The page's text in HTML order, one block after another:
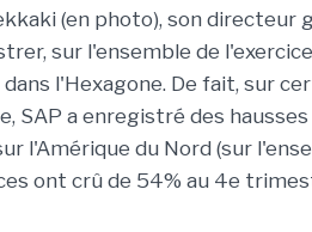
(en photo), son directeur
sur l'ensemble de
l'Hexagone. De fait, sur
SAP a enregistré des
l'Amérique du Nord (sur
ont crû de 54% au 4e